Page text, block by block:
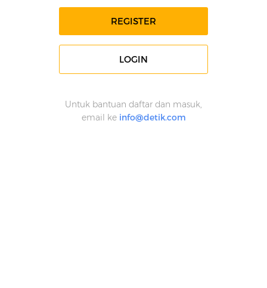
REGISTER
LOGIN
Untuk bantuan daftar dan masuk,
email ke info@detik.com